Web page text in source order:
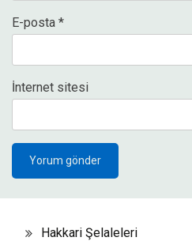
E-posta *
İnternet sitesi
Hakkari Şelaleleri